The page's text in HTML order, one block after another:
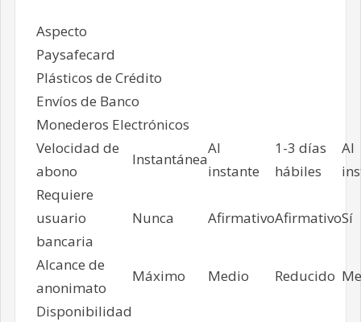
Aspecto
Paysafecard
Plásticos de Crédito
Envíos de Banco
Monederos Electrónicos
Velocidad de
abono
Instantánea
Al
instante
1-3 días
hábiles
Al
Requiere
usuario
bancaria
Nunca AfirmativoAfirmativoSí
Alcance de
anonimato
Máximo Medio Reducido
Disponibilidad